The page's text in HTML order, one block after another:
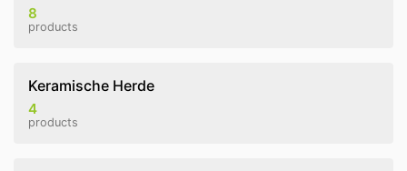
8
products
Keramische Herde
4
products